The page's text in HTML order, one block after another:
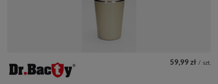
59,99 zł / szt.